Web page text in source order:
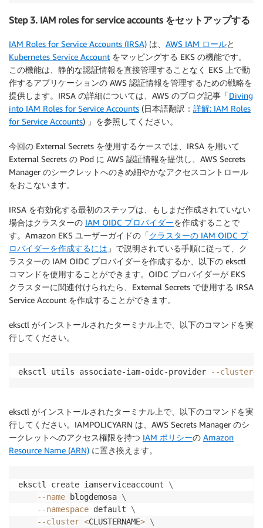
Step 3. IAM roles for service accounts をセットアップする
IAM Roles for Service Accounts (IRSA) は、 AWS IAM ロールと
Kubernetes Service Account をマッピングする EKS の機能です。
この機能は、静的な認証情報を直接管理することなく EKS 上で動
作するアプリケーションの AWS 認証情報を管理するための戦略を
提供します。IRSA の詳細については、AWS のブログ記事「Diving
into IAM Roles for Service Accounts (日本語翻訳： 詳解: IAM Roles
for Service Accounts) 」を参照してください。
今回の External Secrets を使用するケースでは、IRSA を用いて
External Secrets の Pod に AWS 認証情報を提供し、AWS Secrets
Manager のシークレットへのきめ細やかなアクセスコントロール
をおこないます。
IRSA を有効化する最初のステップは、もしまだ作成されていない
場合はクラスターの IAM OIDC プロバイダーを作成することで
す。Amazon EKS ユーザーガイドの「クラスターの IAM OIDC プ
ロバイダーを作成するには 」で説明されている手順に従って、ク
ラスターの IAM OIDC プロバイダーを作成するか、以下の eksctl
コマンドを使用することができます。OIDC プロバイダーが EKS
クラスターに関連付けられたら、External Secrets で使用する IRSA
Service Account を作成することができます。
eksctl がインストールされたターミナル上で、以下のコマンドを実
行してください。
eksctl utils associate-iam-oidc-provider --cluster=
eksctl がインストールされたターミナル上で、以下のコマンドを実
行してください。IAMPOLICYARN は、AWS Secrets Manager のシ
ークレットへのアクセス権限を持つ IAM ポリシーの Amazon
Resource Name (ARN) に置き換えます。
eksctl create iamserviceaccount \
--name blogdemosa \
--namespace default \
--cluster <CLUSTERNAME> \